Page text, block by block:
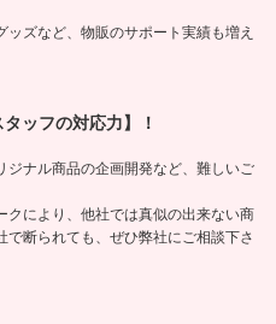
ズなど、物販のサポート実績も増え
ッフの対応力】！
ジナル商品の企画開発など、難しいご
クにより、他社では真似の出来ない商
断られても、ぜひ弊社にご相談下さ